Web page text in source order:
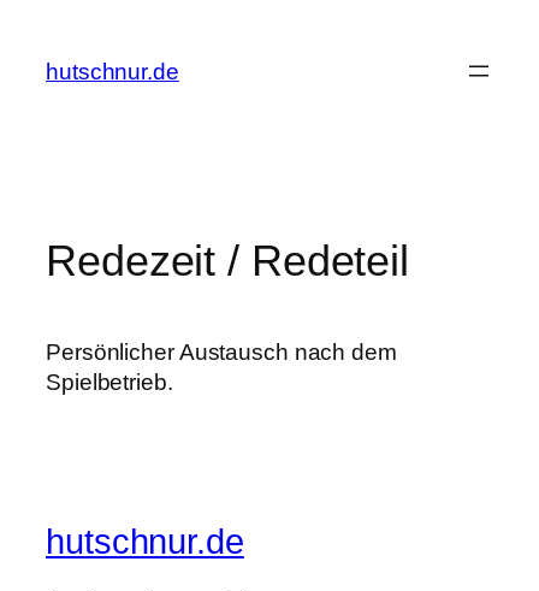
springen
hutschnur.de
Redezeit / Redeteil
Persönlicher Austausch nach dem
Spielbetrieb.
hutschnur.de